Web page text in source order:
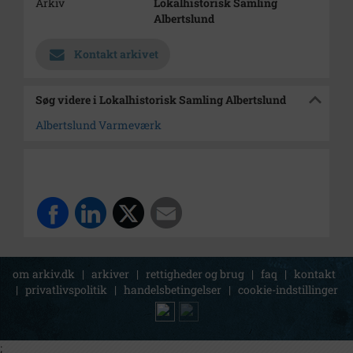
Albertslund
Kontakt arkivet
Søg videre i Lokalhistorisk Samling Albertslund
Albertslund Varmeværk
om arkiv.dk | arkiver | rettigheder og brug | faq | kontakt
| privatlivspolitik | handelsbetingelser | cookie-indstillinger
;